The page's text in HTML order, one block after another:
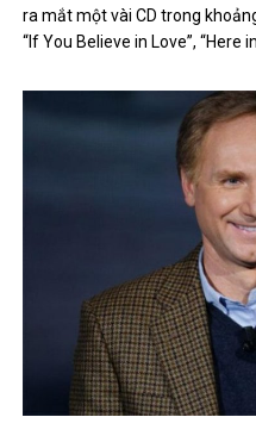
ra mắt một vài CD trong
“If You Believe in Love”, “Here